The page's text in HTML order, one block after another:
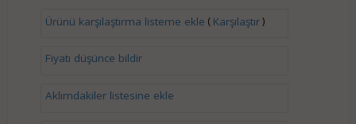
Ürünü karşılaştırma listeme ekle ( Karşılaştır)
Fiyatı düşünce bildir
Aklımdakiler listesine ekle